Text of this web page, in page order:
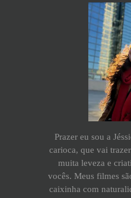
Prazer eu sou a
carioca, que vai
muita leveza e
vocês. Meus filmes
caixinha com